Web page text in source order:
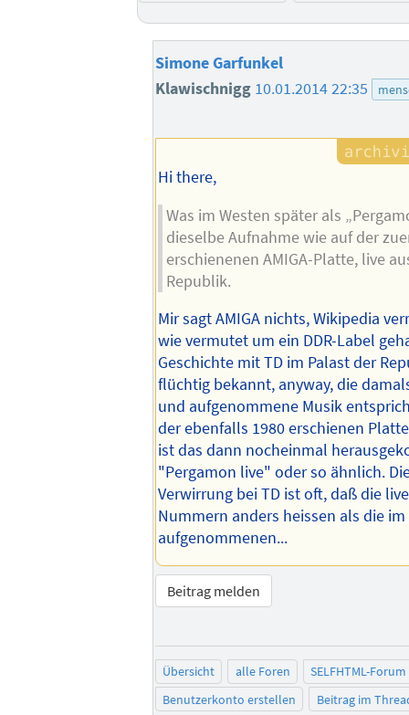
Simone Garfunkel
Klawischnigg 10.01.2014 22:35
Hi there,
Was im Westen später als
dieselbe Aufnahme wie auf der
erschienenen AMIGA-Platte, live
Republik.
Mir sagt AMIGA nichts, Wikipedia
wie vermutet um ein DDR-Label
Geschichte mit TD im Palast der
flüchtig bekannt, anyway, die
und aufgenommene Musik
der ebenfalls 1980 erschienen
ist das dann nocheinmal
"Pergamon live" oder so ähnlich.
Verwirrung bei TD ist oft, daß die
Nummern anders heissen als die
aufgenommenen...
Beitrag melden
Übersicht alle Foren
SELFHTML-Forum
Benutzerkonto erstellen
Beitrag im